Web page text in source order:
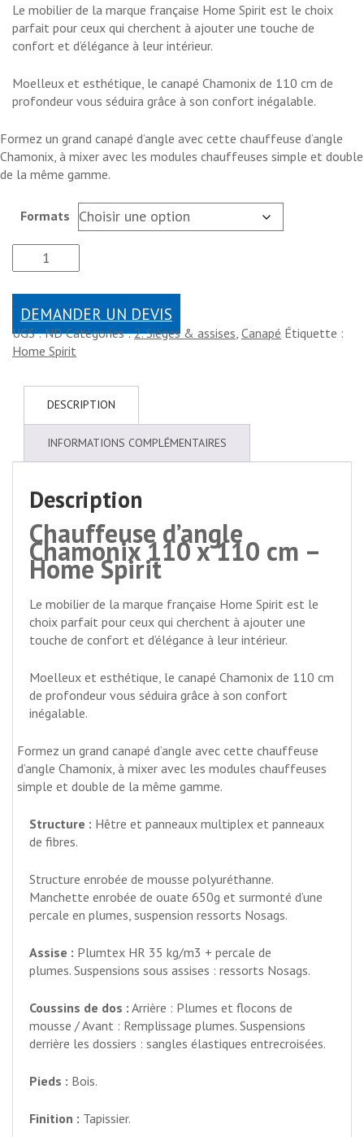
Le mobilier de la marque française Home Spirit est le choix
parfait pour ceux qui cherchent à ajouter une touche de
confort et d’élégance à leur intérieur.
Moelleux et esthétique, le canapé Chamonix de 110 cm de
profondeur vous séduira grâce à son confort inégalable.
Formez un grand canapé d’angle avec cette chauffeuse d’angle
Chamonix, à mixer avec les modules chauffeuses simple et double
de la même gamme.
Formats
DEMANDER UN DEVIS
UGS :ND Catégories :2. Sièges & assises Canapé Étiquette :
Home Spirit
DESCRIPTION
INFORMATIONS COMPLÉMENTAIRES
Description
Chauffeuse d’angle
Chamonix 110 x 110 cm –
Home Spirit
Le mobilier de la marque française Home Spirit est le
choix parfait pour ceux qui cherchent à ajouter une
touche de confort et d’élégance à leur intérieur.
Moelleux et esthétique, le canapé Chamonix de 110 cm
de profondeur vous séduira grâce à son confort
inégalable.
Formez un grand canapé d’angle avec cette chauffeuse
d’angle Chamonix, à mixer avec les modules chauffeuses
simple et double de la même gamme.
Structure : Hêtre et panneaux multiplex et panneaux
de fibres.
Structure enrobée de mousse polyuréthanne.
Manchette enrobée de ouate 650g et surmonté d’une
percale en plumes, suspension ressorts Nosags.
Assise : Plumtex HR 35 kg/m3 + percale de
plumes. Suspensions sous assises : ressorts Nosags.
Coussins de dos : Arrière : Plumes et flocons de
mousse / Avant : Remplissage plumes. Suspensions
derrière les dossiers : sangles élastiques entrecroisées.
Pieds : Bois.
Finition : Tapissier.